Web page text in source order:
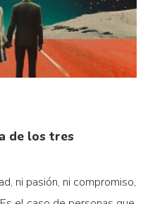
de los tres
ni pasión, ni compromiso,